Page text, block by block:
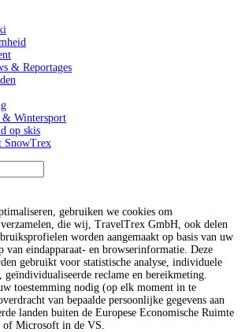
gebruiken we cookies om
die wij, TravelTrex GmbH, ook delen
worden aangemaakt op basis van uw
van eindapparaat- en browserinformatie. Deze
gebruikt voor statistische analyse, individuele
geïndividualiseerde reclame en bereikmeting.
toestemming nodig (op elk moment in te
van bepaalde persoonlijke gegevens aan
landen buiten de Europese Economische Ruimte
of Microsoft in de VS.
& Reportages
& Wintersport
op skis
SnowTrex